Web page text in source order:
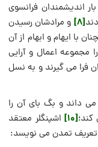
اندیشمندان فرانسوی
[8]
و مرادشان رسیدن
با ایهام و ابهام از آن
مجموعه اعمال و آرایی
فرا می گیرند و به نسل
داند و بگ بای آن را
[10]
اشپنگلر معتقد
تمدن می نویسد: